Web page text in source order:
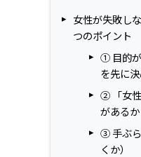
女性が失敗し
つのポイント
① 目的
を先に
② 「女
があるか
③ 手ぶ
くか）